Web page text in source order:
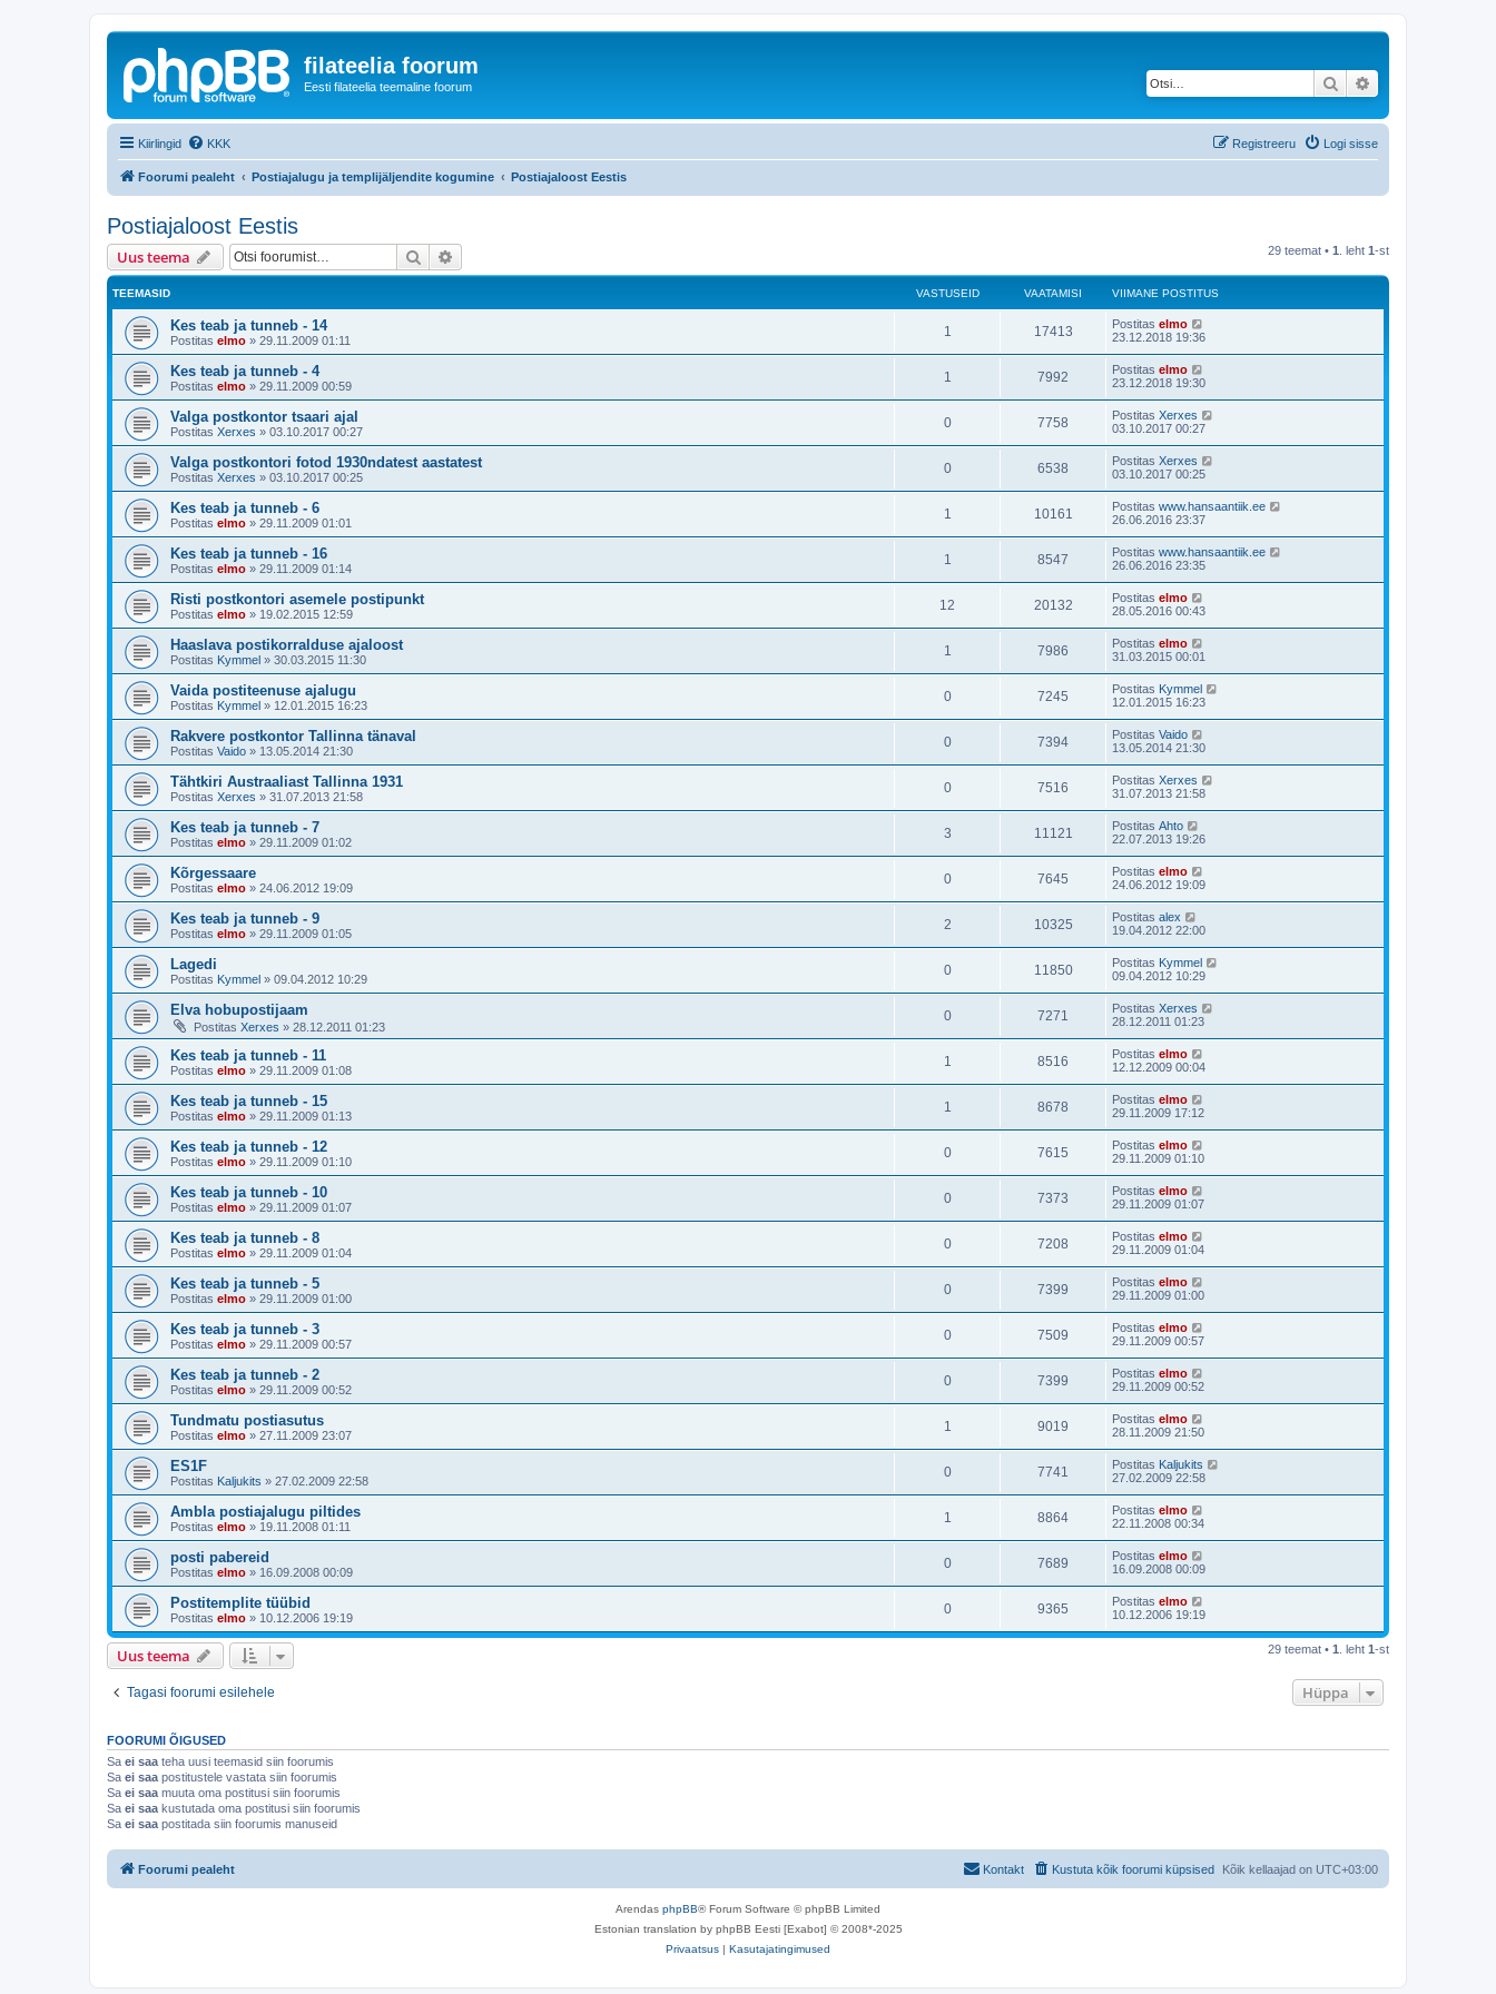
filateelia foorum
Eesti filateelia teemaline foorum Otsi
Kiirlingid KKK Logi sisse
Registreeru
Foorumi pealeht Postiajalugu ja templijäljendite kogumine Postiajaloost Eestis
Postiajaloost Eestis
Uus teema Otsi 29 teemat • 1 . leht 1-st
TEEMASID VASTUSEID VAATAMISI VIIMANE POSTITUS
Kes teab ja tunneb - 14
Postitas elmo » 29.11.2009 01:11
1 17413 Postitas elmo
23.12.2018 19:36
Kes teab ja tunneb - 4
Postitas elmo » 29.11.2009 00:59
1 7992 Postitas elmo
23.12.2018 19:30
Valga postkontor tsaari ajal
Postitas Xerxes » 03.10.2017 00:27
0 7758 Postitas Xerxes
03.10.2017 00:27
Valga postkontori fotod 1930ndatest aastatest
Postitas Xerxes » 03.10.2017 00:25
0 6538 Postitas Xerxes
03.10.2017 00:25
Kes teab ja tunneb - 6
Postitas elmo » 29.11.2009 01:01
1 10161 Postitas www.hansaantiik.ee
26.06.2016 23:37
Kes teab ja tunneb - 16
Postitas elmo » 29.11.2009 01:14
1 8547 Postitas www.hansaantiik.ee
26.06.2016 23:35
Risti postkontori asemele postipunkt
Postitas elmo » 19.02.2015 12:59
12 20132 Postitas elmo
28.05.2016 00:43
Haaslava postikorralduse ajaloost
Postitas Kymmel » 30.03.2015 11:30
1 7986 Postitas elmo
31.03.2015 00:01
Vaida postiteenuse ajalugu
Postitas Kymmel » 12.01.2015 16:23
0 7245 Postitas Kymmel
12.01.2015 16:23
Rakvere postkontor Tallinna tänaval
Postitas Vaido » 13.05.2014 21:30
0 7394 Postitas Vaido
13.05.2014 21:30
Tähtkiri Austraaliast Tallinna 1931
Postitas Xerxes » 31.07.2013 21:58
0 7516 Postitas Xerxes
31.07.2013 21:58
Kes teab ja tunneb - 7
Postitas elmo » 29.11.2009 01:02
3 11121 Postitas Ahto
22.07.2013 19:26
Kõrgessaare
Postitas elmo » 24.06.2012 19:09
0 7645 Postitas elmo
24.06.2012 19:09
Kes teab ja tunneb - 9
Postitas elmo » 29.11.2009 01:05
2 10325 Postitas alex
19.04.2012 22:00
Lagedi
Postitas Kymmel » 09.04.2012 10:29
0 11850 Postitas Kymmel
09.04.2012 10:29
Elva hobupostijaam
Postitas Xerxes » 28.12.2011 01:23
0 7271 Postitas Xerxes
28.12.2011 01:23
Kes teab ja tunneb - 11
Postitas elmo » 29.11.2009 01:08
1 8516 Postitas elmo
12.12.2009 00:04
Kes teab ja tunneb - 15
Postitas elmo » 29.11.2009 01:13
1 8678 Postitas elmo
29.11.2009 17:12
Kes teab ja tunneb - 12
Postitas elmo » 29.11.2009 01:10
0 7615 Postitas elmo
29.11.2009 01:10
Kes teab ja tunneb - 10
Postitas elmo » 29.11.2009 01:07
0 7373 Postitas elmo
29.11.2009 01:07
Kes teab ja tunneb - 8
Postitas elmo » 29.11.2009 01:04
0 7208 Postitas elmo
29.11.2009 01:04
Kes teab ja tunneb - 5
Postitas elmo » 29.11.2009 01:00
0 7399 Postitas elmo
29.11.2009 01:00
Kes teab ja tunneb - 3
Postitas elmo » 29.11.2009 00:57
0 7509 Postitas elmo
29.11.2009 00:57
Kes teab ja tunneb - 2
Postitas elmo » 29.11.2009 00:52
0 7399 Postitas elmo
29.11.2009 00:52
Tundmatu postiasutus
Postitas elmo » 27.11.2009 23:07
1 9019 Postitas elmo
28.11.2009 21:50
ES1F
Postitas Kaljukits » 27.02.2009 22:58
0 7741 Postitas Kaljukits
27.02.2009 22:58
Ambla postiajalugu piltides
Postitas elmo » 19.11.2008 01:11
1 8864 Postitas elmo
22.11.2008 00:34
posti pabereid
Postitas elmo » 16.09.2008 00:09
0 7689 Postitas elmo
16.09.2008 00:09
Postitemplite tüübid
Postitas elmo » 10.12.2006 19:19
0 9365 Postitas elmo
10.12.2006 19:19
Uus teema 29 teemat • 1 . leht 1-st
Tagasi foorumi esilehele Hüppa
FOORUMI ÕIGUSED
Sa ei saa teha uusi teemasid siin foorumis
Sa ei saa postitustele vastata siin foorumis
Sa ei saa muuta oma postitusi siin foorumis
Sa ei saa kustutada oma postitusi siin foorumis
Sa ei saa postitada siin foorumis manuseid
Foorumi pealeht Kõik kellaajad on UTC+03:00
Kustuta kõik foorumi küpsised
Kontakt
Arendas phpBB® Forum Software © phpBB Limited
Estonian translation by phpBB Eesti [Exabot] © 2008*-2025
Privaatsus | Kasutajatingimused